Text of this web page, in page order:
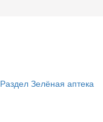
Раздел Зелёная аптека